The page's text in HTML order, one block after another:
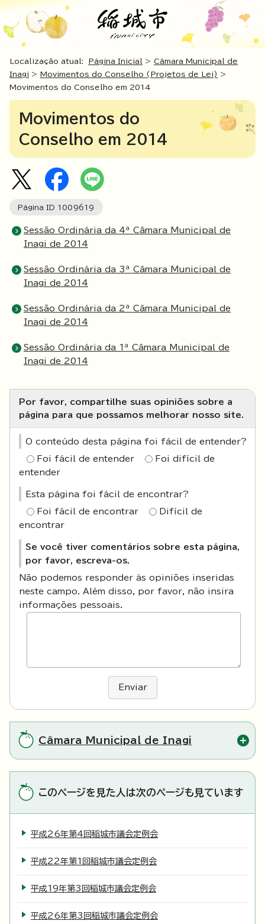
Localização atual: Página Inicial > Câmara Municipal de
Inagi > Movimentos do Conselho (Projetos de Lei) >
Movimentos do Conselho em 2014
Movimentos do
Conselho em 2014
Página ID 1009619
Sessão Ordinária da 4ª Câmara Municipal de
Inagi de 2014
Sessão Ordinária da 3ª Câmara Municipal de
Inagi de 2014
Sessão Ordinária da 2ª Câmara Municipal de
Inagi de 2014
Sessão Ordinária da 1ª Câmara Municipal de
Inagi de 2014
Por favor, compartilhe suas opiniões sobre a
página para que possamos melhorar nosso site.
O conteúdo desta página foi fácil de entender?
Foi fácil de entender
Foi difícil de
entender
Esta página foi fácil de encontrar?
Foi fácil de encontrar
Difícil de
encontrar
Se você tiver comentários sobre esta página,
por favor, escreva-os.
Não podemos responder às opiniões inseridas
neste campo. Além disso, por favor, não insira
informações pessoais.
Enviar
Câmara Municipal de Inagi
このページを見た人は次のページも見ています
平成26年第4回稲城市議会定例会
平成22年第1回稲城市議会定例会
平成19年第3回稲城市議会定例会
平成26年第3回稲城市議会定例会